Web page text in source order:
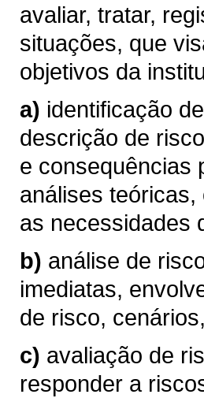
avaliar, tratar,
situações, que
objetivos da
a) identificação
descrição de
e consequências
análises
as necessidades
b) análise de
imediatas,
de risco,
c) avaliação de
responder a